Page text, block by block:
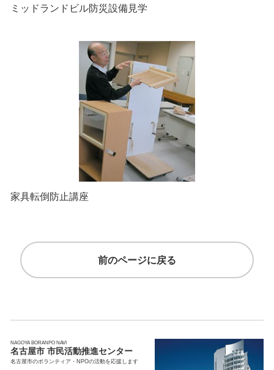
ミッドランドビル防災設備見学
家具転倒防止講座
前のページに戻る
NAGOYA BORANPO NAVI
名古屋市 市民活動推進センター
名古屋市のボランティア・NPOの活動を応援します